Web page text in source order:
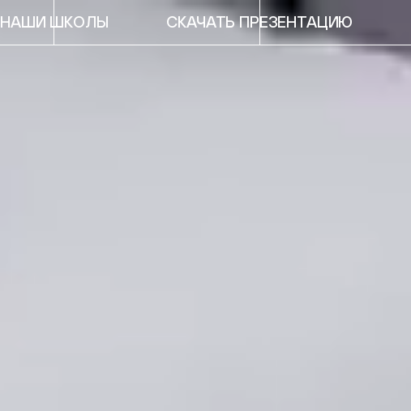
НАШИ ШКОЛЫ СКАЧАТЬ ПРЕЗЕНТАЦИЮ